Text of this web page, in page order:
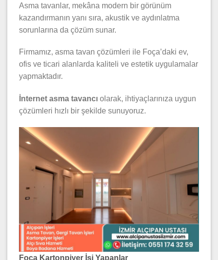
Asma tavanlar, mekâna modern bir görünüm
kazandırmanın yanı sıra, akustik ve aydınlatma
sorunlarına da çözüm sunar.
Firmamız, asma tavan çözümleri ile Foça’daki ev,
ofis ve ticari alanlarda kaliteli ve estetik uygulamalar
yapmaktadır.
İnternet asma tavancı olarak, ihtiyaçlarınıza uygun
çözümleri hızlı bir şekilde sunuyoruz.
Foça Kartonpiyer İşi Yapanlar